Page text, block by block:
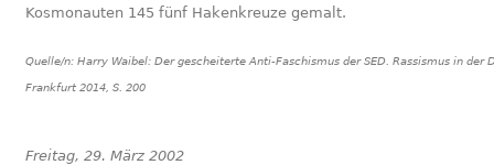
Kosmonauten 145 fünf Hakenkreuze gemalt.
Quelle/n: Harry Waibel: Der gescheiterte Anti-Faschismus der SED. Rassismus in der
Frankfurt 2014, S. 200
Freitag, 29. März 2002